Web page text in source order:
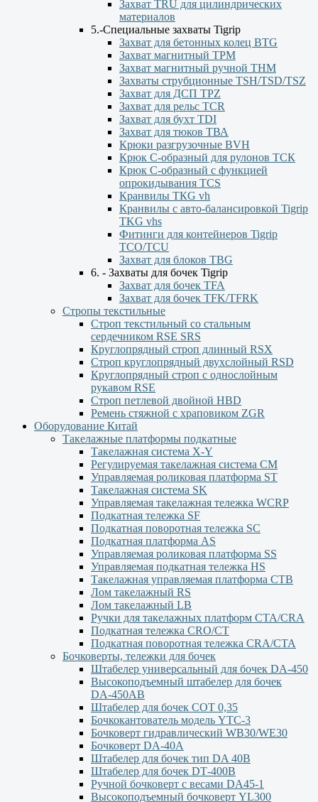
Захват TRU для цилиндрических
материалов
5.-Специальные захваты Tigrip
Захват для бетонных колец BTG
Захват магнитный TPM
Захват магнитный ручной ТНМ
Захваты струбционные TSH/TSD/TSZ
Захват для ДСП TPZ
Захват для рельс TCR
Захват для бухт TDI
Захват для тюков ТВА
Крюки разгрузочные BVH
Крюк С-образный для рулонов ТСК
Крюк С-образный с функцией
опрокидывания ТСS
Кранвилы TКG vh
Кранвилы с авто-балансировкой Tigrip
TKG vhs
Фитинги для контейнеров Tigrip
TCO/TCU
Захват для блоков TBG
6. - Захваты для бочек Tigrip
Захват для бочек TFA
Захват для бочек TFK/TFRK
Стропы текстильные
Строп текстильный со стальным
сердечником RSE SRS
Круглопрядный строп длинный RSX
Строп круглопрядный двухслойный RSD
Круглопрядный строп с однослойным
рукавом RSЕ
Строп петлевой двойной HBD
Ремень стяжной с храповиком ZGR
Оборудование Китай
Такелажные платформы подкатные
Такелажная система X-Y
Регулируемая такелажная система СМ
Управляемая роликовая платформа ST
Такелажная система SK
Управляемая такелажная тележка WCRP
Подкатная тележка SF
Подкатная поворотная тележка SC
Подкатная платформа AS
Управляемая роликовая платформа SS
Управляемая подкатная тележка HS
Такелажная управляемая платформа СТВ
Лом такелажный RS
Лом такелажный LB
Ручки для такелажных платформ СТА/CRA
Подкатная тележка CRO/CT
Подкатная поворотная тележка CRA/CTA
Бочковерты, тележки для бочек
Штабелер универсальный для бочек DA-450
Высокоподъемный штабелер для бочек
DА-450АВ
Штабелер для бочек СОТ 0,35
Бочкокантователь модель YTC-3
Бочковерт гидравлический WB30/WE30
Бочковерт DA-40A
Штабелер для бочек тип DA 40В
Штабелер для бочек DТ-400В
Ручной бочковерт с весами DА45-1
Высокоподъемный бочковерт YL300